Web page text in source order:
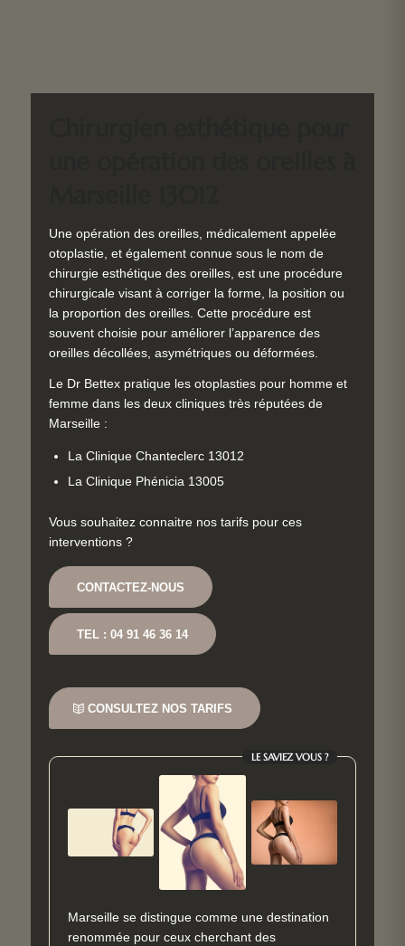
Une opération des oreilles, médicalement appelée
otoplastie, et également connue sous le nom de
chirurgie esthétique des oreilles, est une procédure
chirurgicale visant à corriger la forme, la position ou
la proportion des oreilles. Cette procédure est
souvent choisie pour améliorer l’apparence des
oreilles décollées, asymétriques ou déformées.
Le Dr Bettex pratique les otoplasties pour homme et
femme dans les deux cliniques très réputées de
Marseille :
La Clinique Chanteclerc 13012
La Clinique Phénicia 13005
Vous souhaitez connaitre nos tarifs pour ces
interventions ?
CONTACTEZ-NOUS
TEL : 04 91 46 36 14
CONSULTEZ NOS TARIFS
LE SAVIEZ VOUS ?
Marseille se distingue comme une destination
renommée pour ceux cherchant des